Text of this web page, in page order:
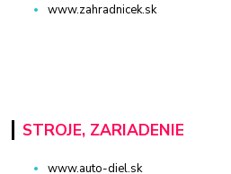
www.zahradnicek.sk
STROJE, ZARIADENIE
www.auto-diel.sk